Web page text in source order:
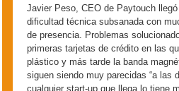
Javier Peso, CEO de Paytouch
dificultad técnica subsanada con
de presencia. Problemas
primeras tarjetas de crédito en las
plástico y más tarde la banda
siguen siendo muy parecidas “a las
cualquier start-up que llega lo tiene